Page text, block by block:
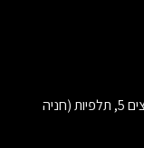
בואו לבקר במחסן לוגיסטי שלנו: ירושלים - יד חרוצים 5, תלפיות (חניה